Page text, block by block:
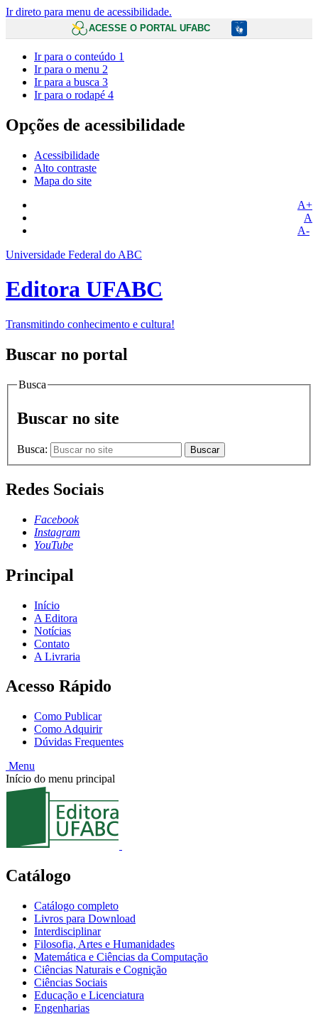
Ir direto para menu de acessibilidade.
ACESSE O PORTAL UFABC
Ir para o conteúdo 1
Ir para o menu 2
Ir para a busca 3
Ir para o rodapé 4
Opções de acessibilidade
Acessibilidade
Alto contraste
Mapa do site
A+
A
A-
Universidade Federal do ABC
Editora UFABC
Transmitindo conhecimento e cultura!
Buscar no portal
Busca
Buscar no site
Busca: Buscar
Redes Sociais
Facebook
Instagram
YouTube
Principal
Início
A Editora
Notícias
Contato
A Livraria
Acesso Rápido
Como Publicar
Como Adquirir
Dúvidas Frequentes
Menu
Início do menu principal
Catálogo
Catálogo completo
Livros para Download
Interdisciplinar
Filosofia, Artes e Humanidades
Matemática e Ciências da Computação
Ciências Naturais e Cognição
Ciências Sociais
Educação e Licenciatura
Engenharias